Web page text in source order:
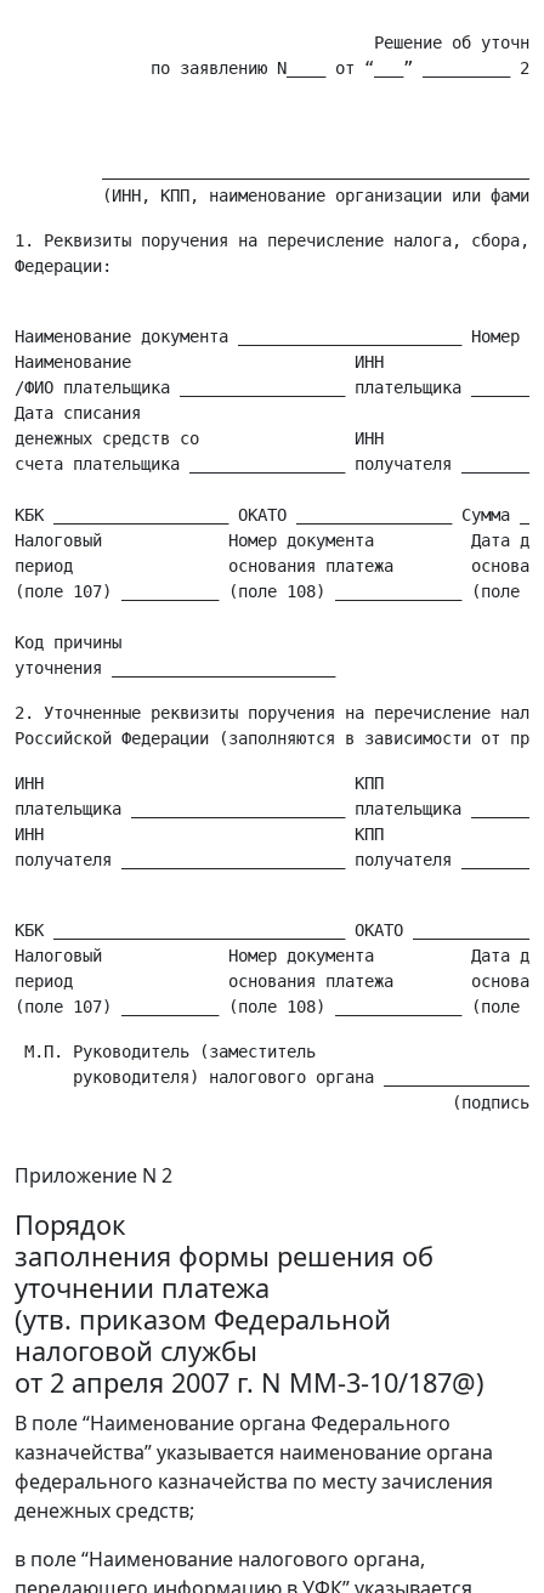
Решение об
по заявлению N____ от “___” _________
1. Реквизиты поручения на перечисление налога,
Наименование документа _______________________
Наименование                       ИНН
/ФИО плательщика _________________ плательщика
Дата списания
денежных средств со                ИНН
счета плательщика ________________ получателя
КБК __________________ ОКАТО ________________ Сумма
Налоговый             Номер документа          Дата
период                основания платежа
(поле 107) __________ (поле 108) _____________ (поле
Код причины
2. Уточненные реквизиты поручения на перечисление
ИНН                                КПП
плательщика ______________________ плательщика
ИНН                                КПП
КБК ______________________________ ОКАТО
Налоговый             Номер документа          Дата
период                основания платежа
М.П. Руководитель (заместитель
руководителя) налогового органа
Приложение N 2
Порядок
заполнения формы решения об
уточнении платежа
(утв. приказом Федеральной
налоговой службы
от 2 апреля 2007 г. N ММ-3-10/187@)
В поле “Наименование органа Федерального
казначейства” указывается наименование органа
федерального казначейства по месту зачисления
денежных средств;
в поле “Наименование налогового органа,